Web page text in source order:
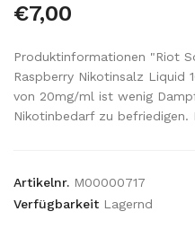
€7,00
Produktinformationen "Riot
Raspberry Nikotinsalz
von 20mg/ml ist wenig
Nikotinbedarf zu befriedigen.
Artikelnr. M00000717
Verfügbarkeit Lagernd